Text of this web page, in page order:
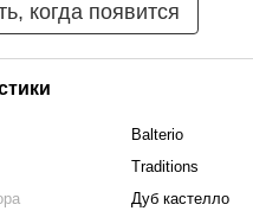
когда появится
Balterio
Traditions
Дуб кастелло